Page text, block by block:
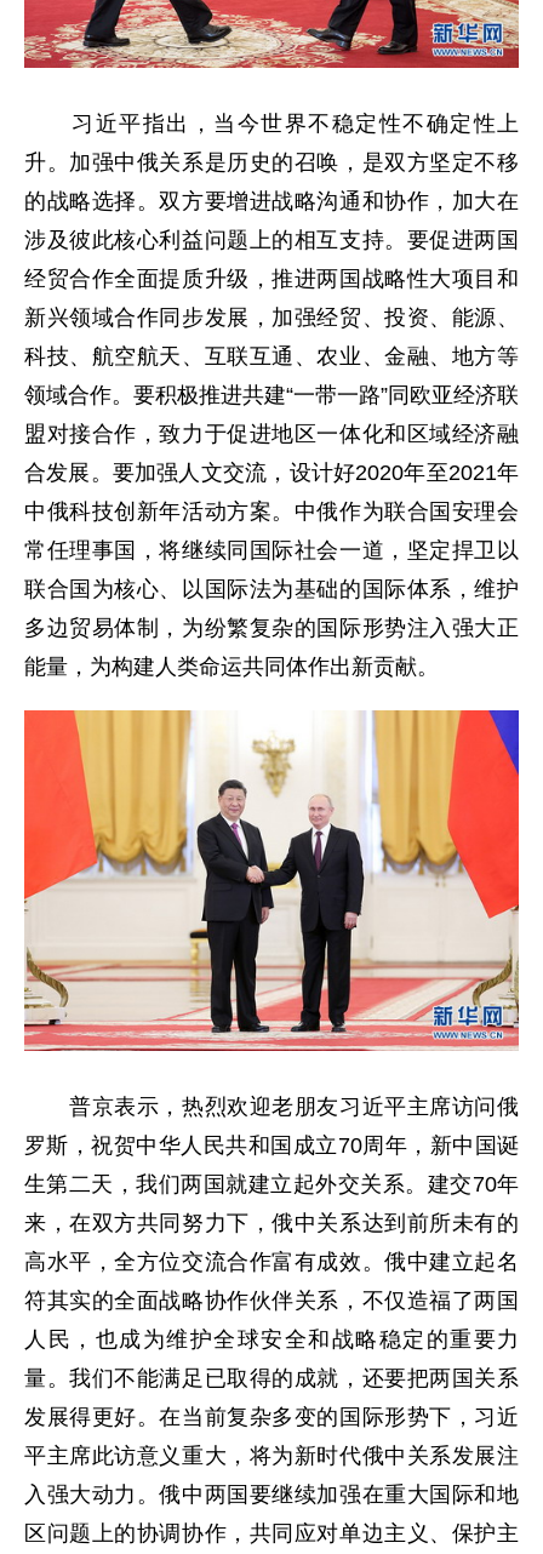
习近平指出，当今世界不稳定性不确定性上
升。加强中俄关系是历史的召唤，是双方坚定不移
的战略选择。双方要增进战略沟通和协作，加大在
涉及彼此核心利益问题上的相互支持。要促进两国
经贸合作全面提质升级，推进两国战略性大项目和
新兴领域合作同步发展，加强经贸、投资、能源、
科技、航空航天、互联互通、农业、金融、地方等
领域合作。要积极推进共建“一带一路”同欧亚经济联
盟对接合作，致力于促进地区一体化和区域经济融
合发展。要加强人文交流，设计好2020年至2021年
中俄科技创新年活动方案。中俄作为联合国安理会
常任理事国，将继续同国际社会一道，坚定捍卫以
联合国为核心、以国际法为基础的国际体系，维护
多边贸易体制，为纷繁复杂的国际形势注入强大正
能量，为构建人类命运共同体作出新贡献。
普京表示，热烈欢迎老朋友习近平主席访问俄
罗斯，祝贺中华人民共和国成立70周年，新中国诞
生第二天，我们两国就建立起外交关系。建交70年
来，在双方共同努力下，俄中关系达到前所未有的
高水平，全方位交流合作富有成效。俄中建立起名
符其实的全面战略协作伙伴关系，不仅造福了两国
人民，也成为维护全球安全和战略稳定的重要力
量。我们不能满足已取得的成就，还要把两国关系
发展得更好。在当前复杂多变的国际形势下，习近
平主席此访意义重大，将为新时代俄中关系发展注
入强大动力。俄中两国要继续加强在重大国际和地
区问题上的协调协作，共同应对单边主义、保护主